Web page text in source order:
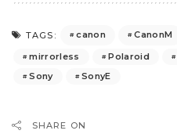
TAGS: canon CanonM
mirrorless
Polaroid
Sony
SonyE
SHARE ON